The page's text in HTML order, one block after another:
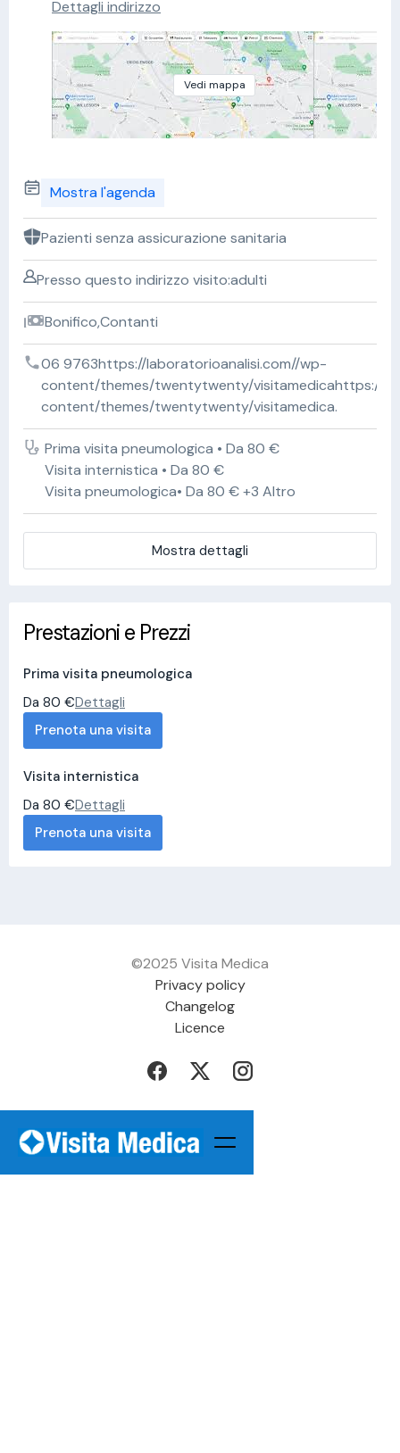
Dettagli indirizzo
Vedi mappa
Mostra l'agenda
Pazienti senza assicurazione sanitaria
Presso questo indirizzo visito:adulti
Bonifico,Contanti
06 9763https://laboratorioanalisi.com//wp-
content/themes/twentytwenty/visitamedicahttps://
content/themes/twentytwenty/visitamedica.
Prima visita pneumologica • Da 80 €
Visita internistica • Da 80 €
Visita pneumologica• Da 80 € +3 Altro
Mostra dettagli
Prestazioni e Prezzi
Prima visita pneumologica
Da 80 €Dettagli
Prenota una visita
Visita internistica
Da 80 €Dettagli
Prenota una visita
©2025 Visita Medica
Privacy policy
Changelog
Licence